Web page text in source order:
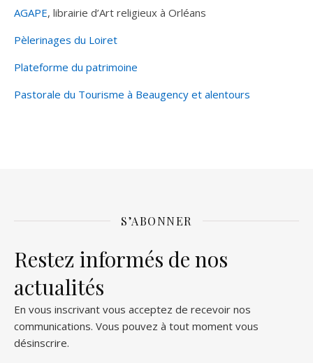
AGAPE, librairie d’Art religieux à Orléans
Pèlerinages du Loiret
Plateforme du patrimoine
Pastorale du Tourisme à Beaugency et alentours
S’ABONNER
Restez informés de nos
actualités
En vous inscrivant vous acceptez de recevoir nos
communications. Vous pouvez à tout moment vous
désinscrire.